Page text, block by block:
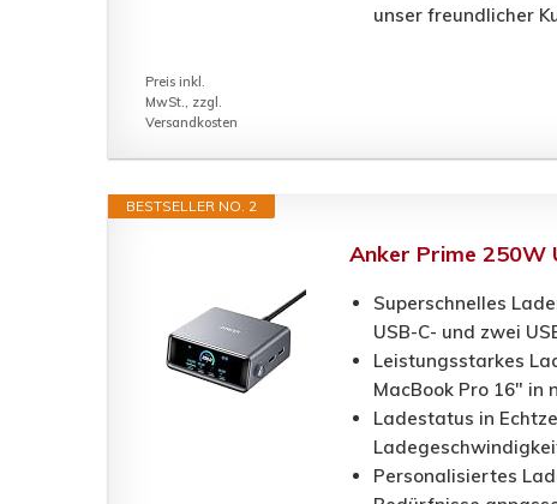
unser freundlicher
Preis inkl.
MwSt., zzgl.
Versandkosten
BESTSELLER NO. 2
Anker Prime 250W
Superschnelles
USB-C- und zwei
Leistungsstarkes
MacBook Pro 16" in
Ladestatus in
Personalisiertes